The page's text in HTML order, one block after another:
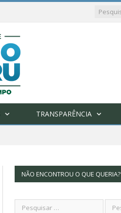
TRANSPARÊNCIA
NÃO ENCONTROU O QUE QUERIA?